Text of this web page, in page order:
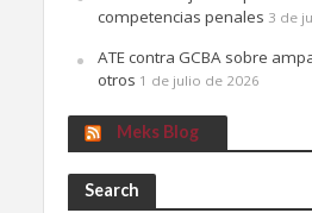
competencias penales 3 de
ATE contra GCBA sobre
otros 1 de julio de 2026
Meks Blog
Search